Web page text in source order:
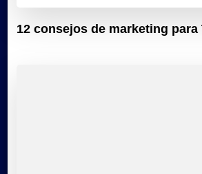
12 consejos de marketing para